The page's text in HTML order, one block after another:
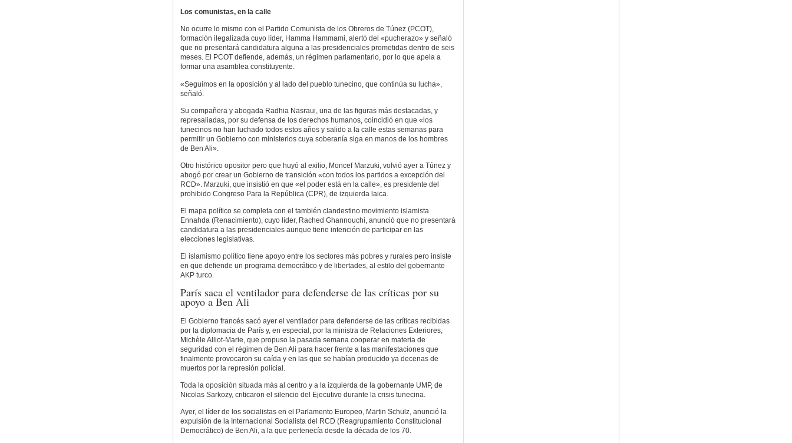
Los comunistas, en la calle
No ocurre lo mismo con el Partido Comunista de los Obreros de Túnez (PCOT),
formación ilegalizada cuyo líder, Hamma Hammami, alertó del «pucherazo» y señaló
que no presentará candidatura alguna a las presidenciales prometidas dentro de seis
meses. El PCOT defiende, además, un régimen parlamentario, por lo que apela a
formar una asamblea constituyente.
«Seguimos en la oposición y al lado del pueblo tunecino, que continúa su lucha»,
señaló.
Su compañera y abogada Radhia Nasraui, una de las figuras más destacadas, y
represaliadas, por su defensa de los derechos humanos, coincidió en que «los
tunecinos no han luchado todos estos años y salido a la calle estas semanas para
permitir un Gobierno con ministerios cuya soberanía siga en manos de los hombres
de Ben Ali».
Otro histórico opositor pero que huyó al exilio, Moncef Marzuki, volvió ayer a Túnez y
abogó por crear un Gobierno de transición «con todos los partidos a excepción del
RCD». Marzuki, que insistió en que «el poder está en la calle», es presidente del
prohibido Congreso Para la República (CPR), de izquierda laica.
El mapa político se completa con el también clandestino movimiento islamista
Ennahda (Renacimiento), cuyo líder, Rached Ghannouchi, anunció que no presentará
candidatura a las presidenciales aunque tiene intención de participar en las
elecciones legislativas.
El islamismo político tiene apoyo entre los sectores más pobres y rurales pero insiste
en que defiende un programa democrático y de libertades, al estilo del gobernante
AKP turco.
París saca el ventilador para defenderse de las críticas por su
apoyo a Ben Ali
El Gobierno francés sacó ayer el ventilador para defenderse de las críticas recibidas
por la diplomacia de París y, en especial, por la ministra de Relaciones Exteriores,
Michèle Alliot-Marie, que propuso la pasada semana cooperar en materia de
seguridad con el régimen de Ben Ali para hacer frente a las manifestaciones que
finalmente provocaron su caída y en las que se habían producido ya decenas de
muertos por la represión policial.
Toda la oposición situada más al centro y a la izquierda de la gobernante UMP, de
Nicolas Sarkozy, criticaron el silencio del Ejecutivo durante la crisis tunecina.
Ayer, el líder de los socialistas en el Parlamento Europeo, Martin Schulz, anunció la
expulsión de la Internacional Socialista del RCD (Reagrupamiento Constitucional
Democrático) de Ben Ali, a la que pertenecía desde la década de los 70.